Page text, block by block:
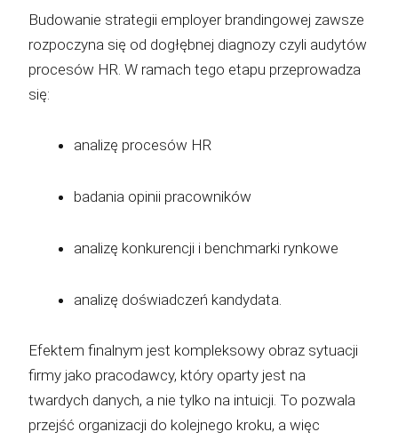
Budowanie strategii employer brandingowej zawsze
rozpoczyna się od dogłębnej diagnozy czyli audytów
procesów HR. W ramach tego etapu przeprowadza
się:
analizę procesów HR
badania opinii pracowników
analizę konkurencji i benchmarki rynkowe
analizę doświadczeń kandydata.
Efektem finalnym jest kompleksowy obraz sytuacji
firmy jako pracodawcy, który oparty jest na
twardych danych, a nie tylko na intuicji. To pozwala
przejść organizacji do kolejnego kroku, a więc